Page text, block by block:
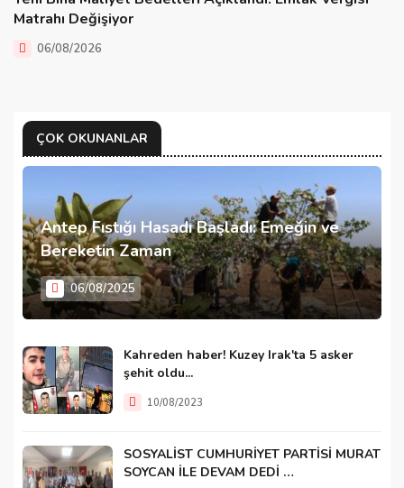
Matrahı Değişiyor
06/08/2026
ÇOK OKUNANLAR
Antep Fıstığı Hasadı Başladı: Emeğin ve
Bereketin Zaman
06/08/2025
Kahreden haber! Kuzey Irak'ta 5 asker
şehit oldu...
10/08/2023
SOSYALİST CUMHURİYET PARTİSİ MURAT
SOYCAN İLE DEVAM DEDİ …